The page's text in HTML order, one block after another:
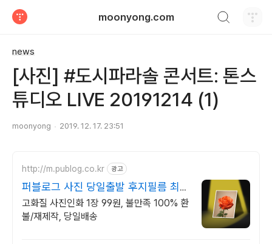
moonyong.com
news
[사진] #도시파라솔 콘서트: 톤스
튜디오 LIVE 20191214 (1)
moonyong 2019. 12. 17. 23:51
http://m.publog.co.kr 광고
퍼블로그 사진 당일출발 후지필름 최고
급 인화지
고화질 사진인화 1장 99원, 불만족 100% 환
불/재제작, 당일배송